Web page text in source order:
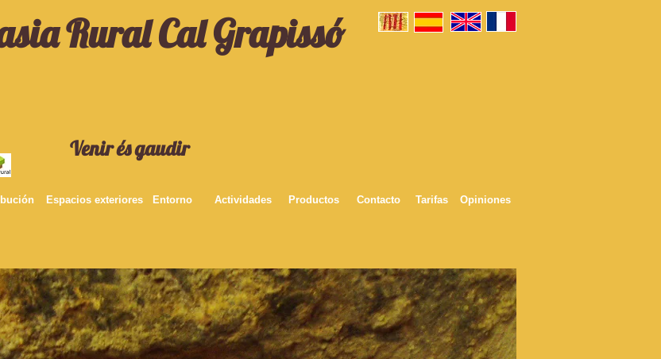
Rural Cal Grapissó
Venir és gaudir
Opiniones
Tarifas
Contacto
Productos
Actividades
Entorno
Espacios exteriores